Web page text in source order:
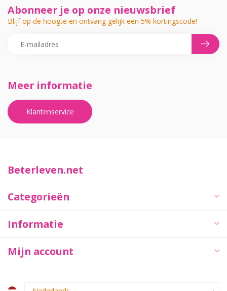
Meer informatie
Klantenservice
Abonneer je op onze nieuwsbrief
Blijf op de hoogte en ontvang gelijk een 5% kortingscode!
Beterleven.net
Categorieën
Informatie
Mijn account